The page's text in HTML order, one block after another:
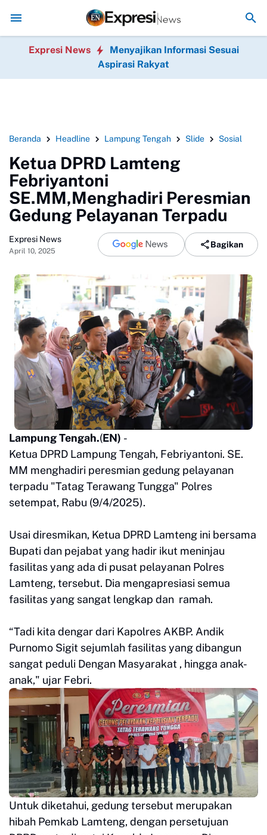
dan Relawan Putri Zulkifli Hasan (PZH)resmi di lantik ,
Expresi News
Menyajikan Informasi Sesuai
Aspirasi Rakyat
Beranda Headline Lampung Tengah Slide Sosial
Ketua DPRD Lamteng
Febriyantoni
SE.MM,Menghadiri Peresmian
Gedung Pelayanan Terpadu
Expresi News
April 10, 2025
Bagikan
Lampung Tengah.(EN) -
Ketua DPRD Lampung Tengah, Febriyantoni. SE.
MM menghadiri peresmian gedung pelayanan
terpadu "Tatag Terawang Tungga" Polres
setempat, Rabu (9/4/2025).
Usai diresmikan, Ketua DPRD Lamteng ini bersama
Bupati dan pejabat yang hadir ikut meninjau
fasilitas yang ada di pusat pelayanan Polres
Lamteng, tersebut. Dia mengapresiasi semua
fasilitas yang sangat lengkap dan ramah.
“Tadi kita dengar dari Kapolres AKBP. Andik
Purnomo Sigit sejumlah fasilitas yang dibangun
sangat peduli Dengan Masyarakat , hingga anak-
anak," ujar Febri.
Untuk diketahui, gedung tersebut merupakan
hibah Pemkab Lamteng, dengan persetujuan